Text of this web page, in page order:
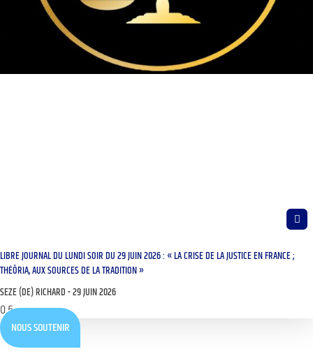
LIBRE JOURNAL DU LUNDI SOIR DU 29 JUIN 2026 : « LA CRISE DE LA JUSTICE EN FRANCE ;
THÉÔRIA, AUX SOURCES DE LA TRADITION »
SEZE (DE) RICHARD 29 JUIN 2026
NOUS SOUTENIR